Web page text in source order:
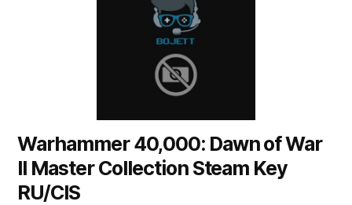
Warhammer 40,000: Dawn of War
II Master Collection Steam Key
RU/CIS